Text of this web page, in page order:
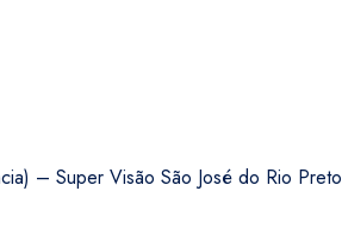
– Super Visão São José do Rio Preto